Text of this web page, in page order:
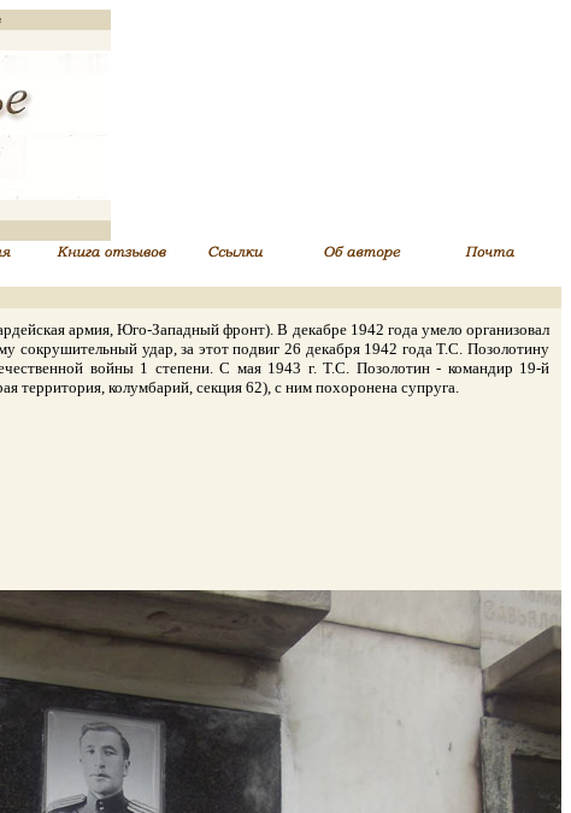
армия, Юго-Западный фронт). В декабре 1942 года умело организовал
сокрушительный удар, за этот подвиг 26 декабря 1942 года Т.С. Позолотину
войны 1 степени. С мая 1943 г. Т.С. Позолотин - командир 19-й
территория, колумбарий, секция 62), с ним похоронена супруга.